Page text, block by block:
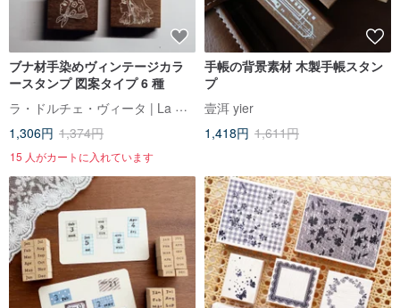
ブナ材手染めヴィンテージカラ
ースタンプ 図案タイプ 6 種
ラ・ドルチェ・ヴィータ | La Dolce Vita
1,306円 1,374円
15 人がカートに入れています
手帳の背景素材 木製手帳スタン
プ
壹洱 yier
1,418円 1,611円